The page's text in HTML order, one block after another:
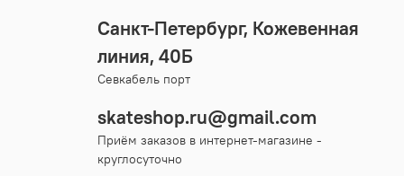
Санкт-Петербург, Кожевенная
линия, 40Б
Севкабель порт
skateshop.ru@gmail.com
Приём заказов в интернет-магазине -
круглосуточно